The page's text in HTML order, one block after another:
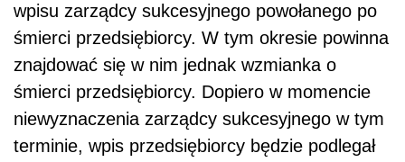
sukcesyjnego, niesie znamiona waloru
informacyjnego i jest związane z potrzebą
zapewnienia bezpieczeństwa obrotu
gospodarczego.
Projekt ustawyo zarządzie sukcesyjnym